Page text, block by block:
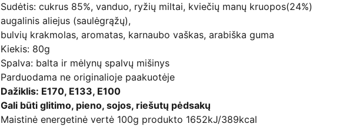
Sudėtis: cukrus 85%, vanduo, ryžių miltai, kviečių manų kruopos(24%)
augalinis aliejus (saulėgrąžų),
bulvių krakmolas, aromatas, karnaubo vaškas, arabiška guma
Kiekis: 80g
Spalva: balta ir mėlynų spalvų mišinys
Parduodama ne originalioje paakuotėje
Dažiklis: E170, E133, E100
Gali būti glitimo, pieno, sojos, riešutų pėdsakų
Maistinė energetinė vertė 100g produkto 1652kJ/389kcal